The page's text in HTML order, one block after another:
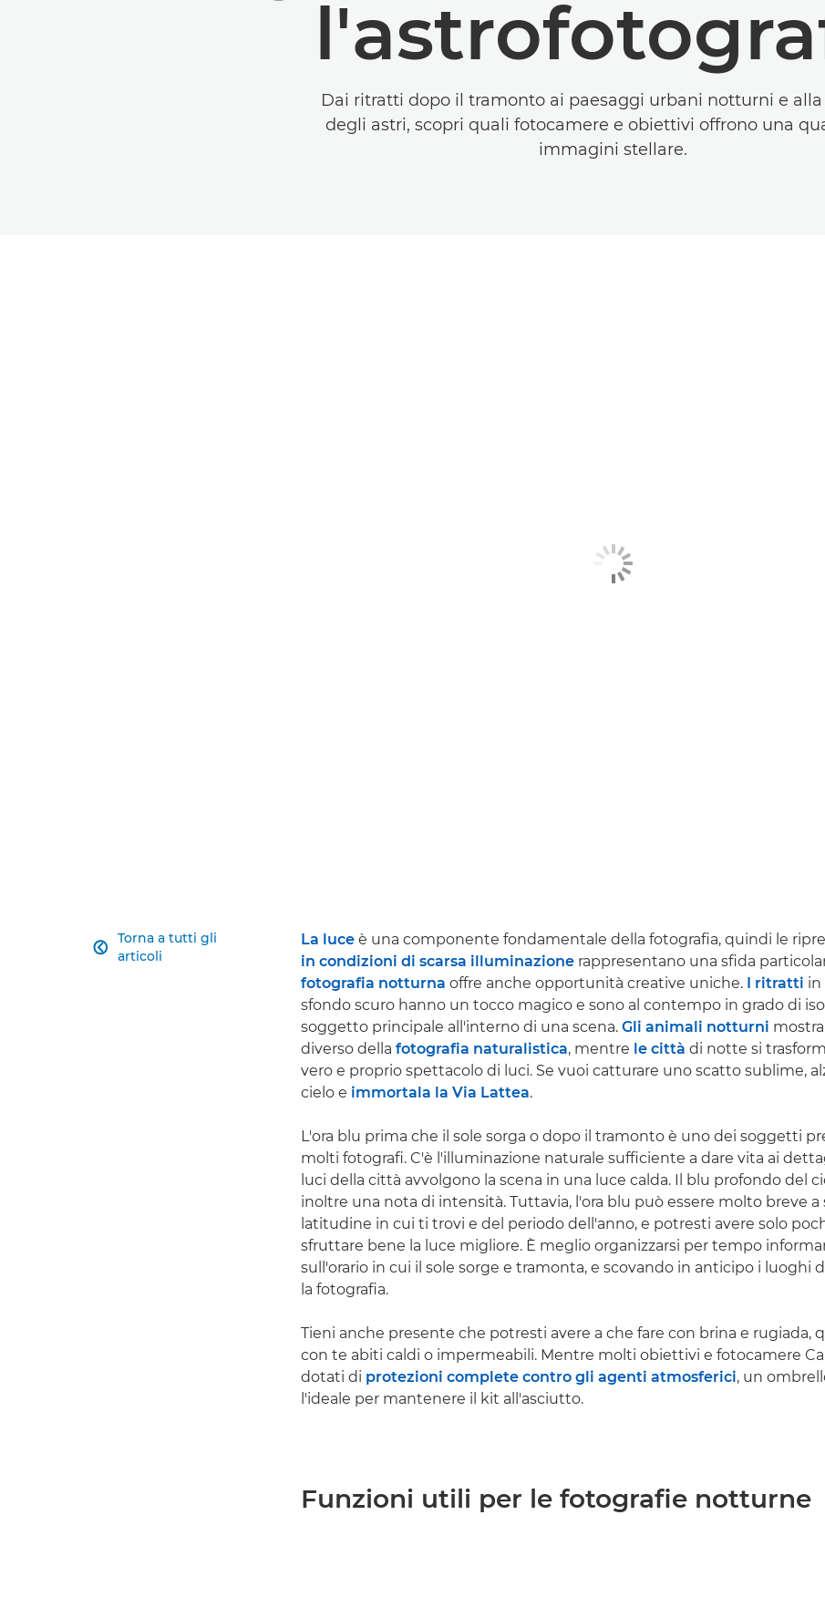
Dai ritratti dopo il tramonto ai paesaggi urbani notturni e
degli astri, scopri quali fotocamere e obiettivi offrono una
immagini stellare.
Torna a tutti gli
articoli
 La luce è una componente fondamentale della fotografia, quindi le
in condizioni di scarsa illuminazione rappresentano una sfida
fotografia notturna offre anche opportunità creative uniche. I ritratti in
sfondo scuro hanno un tocco magico e sono al contempo in grado di
soggetto principale all'interno di una scena. Gli animali notturni
diverso della fotografia naturalistica, mentre le città di notte si
vero e proprio spettacolo di luci. Se vuoi catturare uno scatto sublime,
cielo e immortala la Via Lattea.
L'ora blu prima che il sole sorga o dopo il tramonto è uno dei soggetti
molti fotografi. C'è l'illuminazione naturale sufficiente a dare vita ai
luci della città avvolgono la scena in una luce calda. Il blu profondo del
inoltre una nota di intensità. Tuttavia, l'ora blu può essere molto breve a
latitudine in cui ti trovi e del periodo dell'anno, e potresti avere solo
sfruttare bene la luce migliore. È meglio organizzarsi per tempo
sull'orario in cui il sole sorge e tramonta, e scovando in anticipo i luoghi
la fotografia.
Tieni anche presente che potresti avere a che fare con brina e rugiada,
con te abiti caldi o impermeabili. Mentre molti obiettivi e fotocamere
dotati di protezioni complete contro gli agenti atmosferici, un
l'ideale per mantenere il kit all'asciutto.
Funzioni utili per le fotografie notturne